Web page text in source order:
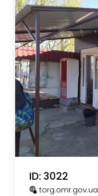
ID: 3022
torg.omr.gov.ua